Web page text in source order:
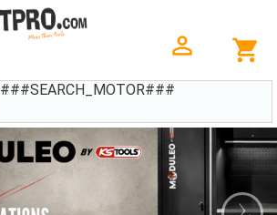
###SEARCH_MOTOR###